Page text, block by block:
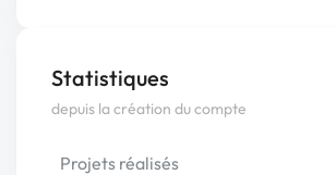
Statistiques
depuis la création du compte
Projets réalisés